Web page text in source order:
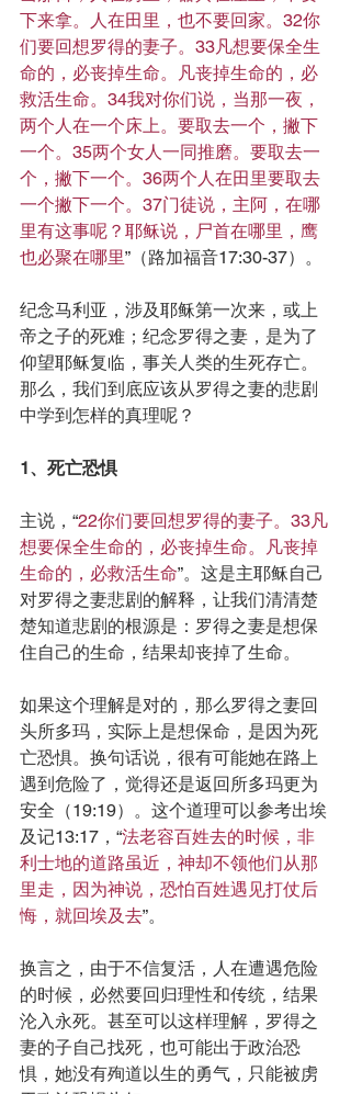
下来拿。人在田里，也不要回家。32你
们要回想罗得的妻子。33凡想要保全生
命的，必丧掉生命。凡丧掉生命的，必
救活生命。34我对你们说，当那一夜，
两个人在一个床上。要取去一个，撇下
一个。35两个女人一同推磨。要取去一
个，撇下一个。36两个人在田里要取去
一个撇下一个。37门徒说，主阿，在哪
里有这事呢？耶稣说，尸首在哪里，鹰
也必聚在哪里”（路加福音17:30-37）。
纪念马利亚，涉及耶稣第一次来，或上
帝之子的死难；纪念罗得之妻，是为了
仰望耶稣复临，事关人类的生死存亡。
那么，我们到底应该从罗得之妻的悲剧
中学到怎样的真理呢？
1、死亡恐惧
主说，“22你们要回想罗得的妻子。33凡
想要保全生命的，必丧掉生命。凡丧掉
生命的，必救活生命”。这是主耶稣自己
对罗得之妻悲剧的解释，让我们清清楚
楚知道悲剧的根源是：罗得之妻是想保
住自己的生命，结果却丧掉了生命。
如果这个理解是对的，那么罗得之妻回
头所多玛，实际上是想保命，是因为死
亡恐惧。换句话说，很有可能她在路上
遇到危险了，觉得还是返回所多玛更为
安全（19:19）。这个道理可以参考出埃
及记13:17，“法老容百姓去的时候，非
利士地的道路虽近，神却不领他们从那
里走，因为神说，恐怕百姓遇见打仗后
悔，就回埃及去”。
换言之，由于不信复活，人在遭遇危险
的时候，必然要回归理性和传统，结果
沦入永死。甚至可以这样理解，罗得之
妻的子自己找死，也可能出于政治恐
惧，她没有殉道以生的勇气，只能被虏